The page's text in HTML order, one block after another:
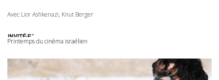
Avec Lior Ashkenazi, Knut Berger
Printemps du cinéma israélien